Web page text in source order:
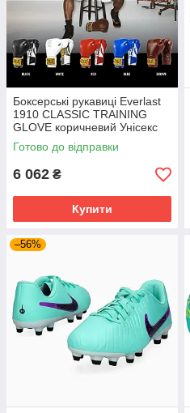
Боксерські рукавиці Everlast
1910 CLASSIC TRAINING
GLOVE коричневий Унісекс
14 унцій P00002502
Готово до відправки
6 062 ₴
Купити
–56%